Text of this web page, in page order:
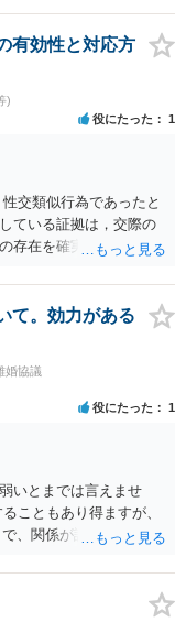
す（弁護士会によって
定されているので一般
ント管理をしているな
ない」という回答にな
ても拒否されるでしょ
有効性と対応方
)
役にたった 1
交類似行為であったと
ている証拠は，交際の
存在を確実に証明でき
料請求を進めることで
婚姻破綻に至っていな
しれません。 ②夫との
するのがよいと思いま
めることも含む）でき
え方でもよいでしょ
行政書士に委任をして
不明ですが，その行政
訴訟にするか，その点
るのか，それさえも否
わってくると思いま
。）への対応ではあま
るなら本人様の交渉で
であれば，訴訟に進む
て。効力がある
婚協議
役にたった 1
いとまでは言えませ
こともあり得ますが、
、関係が認定される余
相談されることをおす